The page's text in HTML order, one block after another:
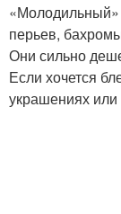
«Молодильный»
перьев,
Они сильно
Если хочется
украшениях или